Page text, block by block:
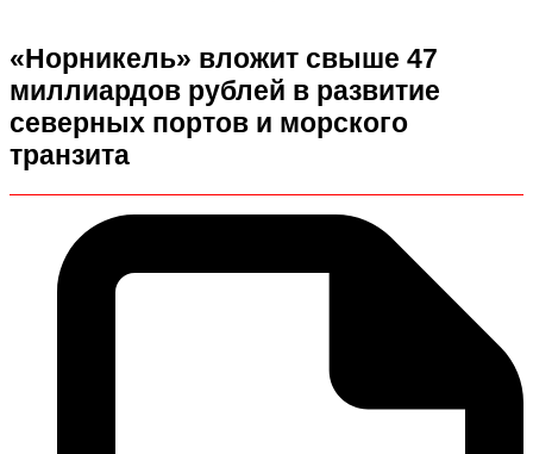
«Норникель» вложит свыше 47
миллиардов рублей в развитие
северных портов и морского
транзита